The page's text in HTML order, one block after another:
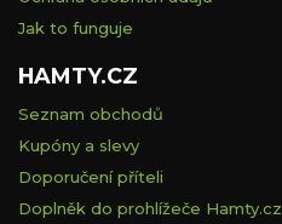
Jak to funguje
HAMTY.CZ
Seznam obchodů
Kupóny a slevy
Doporučení příteli
Doplněk do prohlížeče Hamty.cz